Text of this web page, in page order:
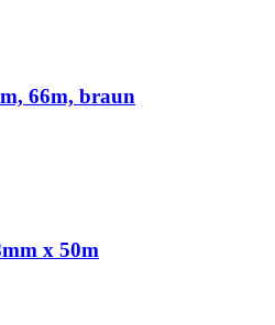
66m, braun
x 50m